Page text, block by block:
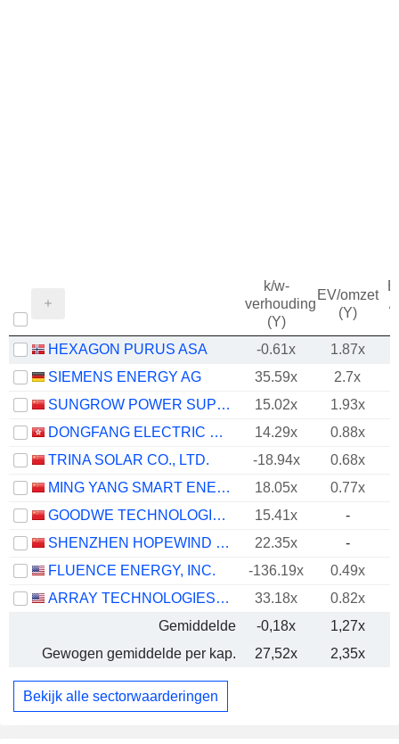
k/w-
verhouding
(Y)
EV/omzet
(Y)
/
HEXAGON PURUS ASA -0.61x 1.87x
SIEMENS ENERGY AG
35.59x
2.7x
SUNGROW POWER SUPPLY CO., LTD.
15.02x 1.93x
DONGFANG ELECTRIC CORPORATION LIMITED
14.29x 0.88x
TRINA SOLAR CO., LTD.
-18.94x
0.68x
MING YANG SMART ENERGY GROUP LIMITED
18.05x
0.77x
GOODWE TECHNOLOGIES CO., LTD.
15.41x
-
SHENZHEN HOPEWIND ELECTRIC CO., LTD.
22.35x
-
FLUENCE ENERGY, INC.
-136.19x 0.49x
ARRAY TECHNOLOGIES, INC.
33.18x
0.82x
Gemiddelde
-0,18x
1,27x
Gewogen gemiddelde per kap.
27,52x 2,35x
Bekijk alle sectorwaarderingen